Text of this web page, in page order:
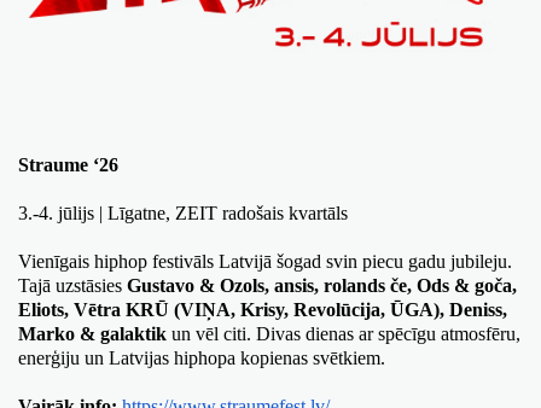
Straume ‘26
3.-4. jūlijs | Līgatne, ZEIT radošais kvartāls
Vienīgais hiphop festivāls Latvijā šogad svin piecu gadu jubileju.
Tajā uzstāsies Gustavo & Ozols, ansis, rolands če, Ods & goča,
Eliots, Vētra KRŪ (VIŅA, Krisy, Revolūcija, ŪGA), Deniss,
Marko & galaktik un vēl citi. Divas dienas ar spēcīgu atmosfēru,
enerģiju un Latvijas hiphopa kopienas svētkiem.